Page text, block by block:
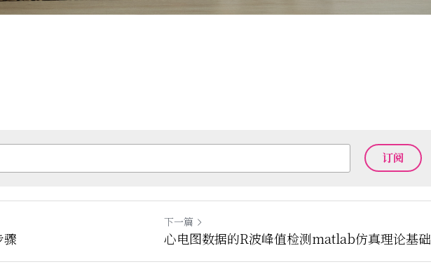
订阅
骤
下一篇
心电图数据的R波峰值检测matlab仿真理论基础